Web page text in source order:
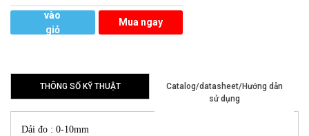
vào
giỏ
Mua ngay
THÔNG SỐ KỸ THUẬT
Catalog/datasheet/Hướng dẫn
sử dụng
Dải đo : 0-10mm